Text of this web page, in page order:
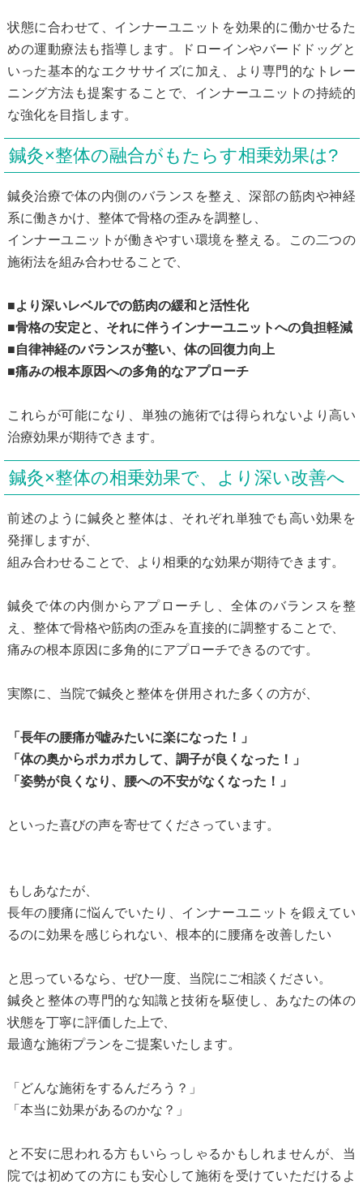
状態に合わせて、インナーユニットを効果的に働かせるた
めの運動療法も指導します。ドローインやバードドッグと
いった基本的なエクササイズに加え、より専門的なトレー
ニング方法も提案することで、インナーユニットの持続的
な強化を目指します。
鍼灸×整体の融合がもたらす相乗効果は?
鍼灸治療で体の内側のバランスを整え、深部の筋肉や神経
系に働きかけ、整体で骨格の歪みを調整し、
インナーユニットが働きやすい環境を整える。この二つの
施術法を組み合わせることで、
■より深いレベルでの筋肉の緩和と活性化
■骨格の安定と、それに伴うインナーユニットへの負担軽減
■自律神経のバランスが整い、体の回復力向上
■痛みの根本原因への多角的なアプローチ
これらが可能になり、単独の施術では得られないより高い
治療効果が期待できます。
鍼灸×整体の相乗効果で、より深い改善へ
前述のように鍼灸と整体は、それぞれ単独でも高い効果を
発揮しますが、
組み合わせることで、より相乗的な効果が期待できます。
鍼灸で体の内側からアプローチし、全体のバランスを整
え、整体で骨格や筋肉の歪みを直接的に調整することで、
痛みの根本原因に多角的にアプローチできるのです。
実際に、当院で鍼灸と整体を併用された多くの方が、
「長年の腰痛が嘘みたいに楽になった！」
「体の奥からポカポカして、調子が良くなった！」
「姿勢が良くなり、腰への不安がなくなった！」
といった喜びの声を寄せてくださっています。
もしあなたが、
長年の腰痛に悩んでいたり、インナーユニットを鍛えてい
るのに効果を感じられない、根本的に腰痛を改善したい
と思っているなら、ぜひ一度、当院にご相談ください。
鍼灸と整体の専門的な知識と技術を駆使し、あなたの体の
状態を丁寧に評価した上で、
最適な施術プランをご提案いたします。
「どんな施術をするんだろう？」
「本当に効果があるのかな？」
と不安に思われる方もいらっしゃるかもしれませんが、当
院では初めての方にも安心して施術を受けていただけるよ